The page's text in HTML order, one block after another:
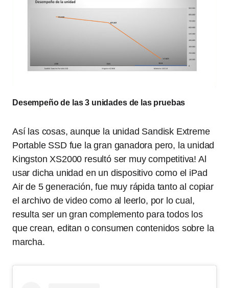
Desempeño de las 3 unidades de las pruebas
Así las cosas, aunque la unidad Sandisk Extreme
Portable SSD fue la gran ganadora pero, la unidad
Kingston XS2000 resultó ser muy competitiva! Al
usar dicha unidad en un dispositivo como el iPad
Air de 5 generación, fue muy rápida tanto al copiar
el archivo de video como al leerlo, por lo cual,
resulta ser un gran complemento para todos los
que crean, editan o consumen contenidos sobre la
marcha.